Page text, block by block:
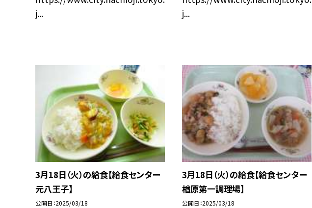
j...
j...
3月18日（火）の給食【給食センター
元八王子】
公開日 2025/03/18
3月18日（火）の給食【給食センター
楢原第一調理場】
公開日 2025/03/18